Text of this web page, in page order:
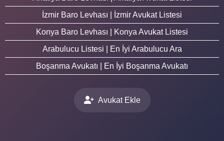
İzmir Baro Levhası | İzmir Avukat Listesi
Konya Baro Levhası | Konya Avukat Listesi
Arabulucu Listesi | En İyi Arabulucu Ara
Boşanma Avukatı | En İyi Boşanma Avukatı
Avukat Ekle